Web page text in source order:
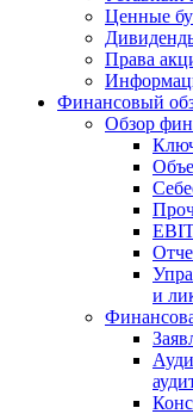
Ценные
Права
Финансовый
Обзор
и